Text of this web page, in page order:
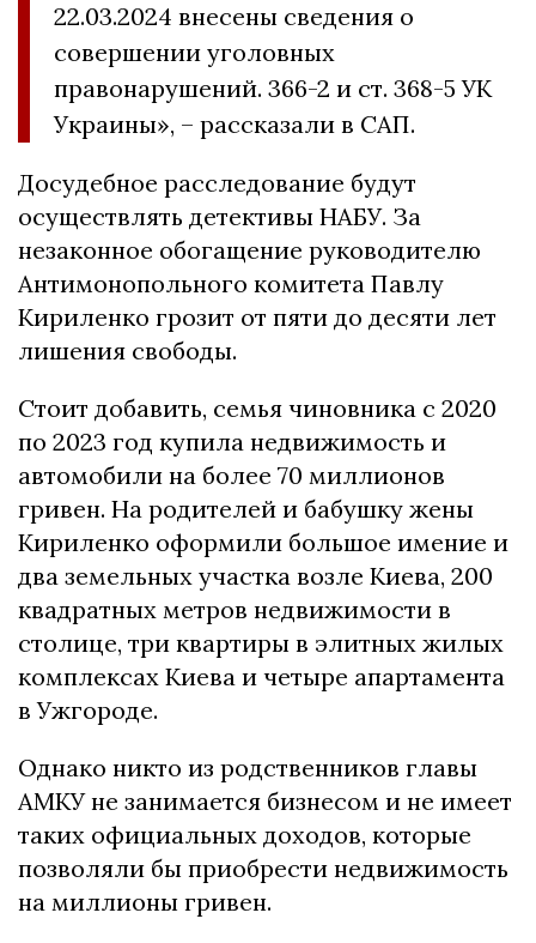
22.03.2024 внесены сведения о
совершении уголовных
правонарушений. 366-2 и ст. 368-5 УК
Украины», – рассказали в САП.
Досудебное расследование будут
осуществлять детективы НАБУ. За
незаконное обогащение руководителю
Антимонопольного комитета Павлу
Кириленко грозит от пяти до десяти лет
лишения свободы.
Стоит добавить, семья чиновника с 2020
по 2023 год купила недвижимость и
автомобили на более 70 миллионов
гривен. На родителей и бабушку жены
Кириленко оформили большое имение и
два земельных участка возле Киева, 200
квадратных метров недвижимости в
столице, три квартиры в элитных жилых
комплексах Киева и четыре апартамента
в Ужгороде.
Однако никто из родственников главы
АМКУ не занимается бизнесом и не имеет
таких официальных доходов, которые
позволяли бы приобрести недвижимость
на миллионы гривен.